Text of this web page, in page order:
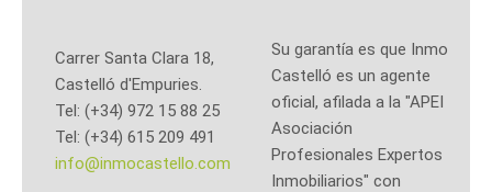
Carrer Santa Clara 18,
Castelló d'Empuries.
Tel: (+34) 972 15 88 25
Tel: (+34) 615 209 491
info@inmocastello.com
Su garantía es que Inmo
Castelló es un agente
oficial, afilada a la "APEI
Asociación
Profesionales Expertos
Inmobiliarios" con